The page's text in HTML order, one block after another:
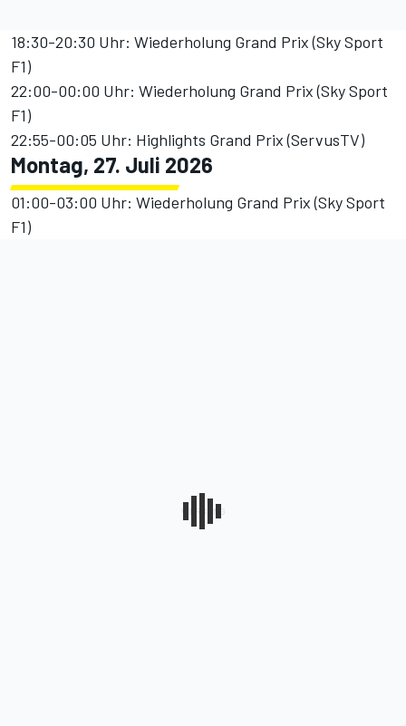
18:30-20:30 Uhr: Wiederholung Grand Prix (Sky Sport
F1)
22:00-00:00 Uhr: Wiederholung Grand Prix (Sky Sport
F1)
22:55-00:05 Uhr: Highlights Grand Prix (ServusTV)
Montag, 27. Juli 2026
01:00-03:00 Uhr: Wiederholung Grand Prix (Sky Sport
F1)